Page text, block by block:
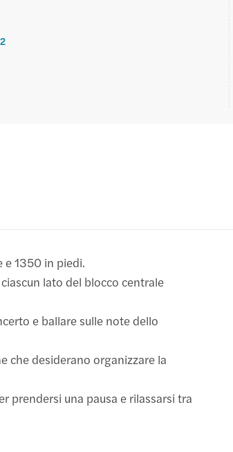
e 1350 in piedi.
lato del blocco centrale
e ballare sulle note dello
che desiderano organizzare la
prendersi una pausa e rilassarsi tra